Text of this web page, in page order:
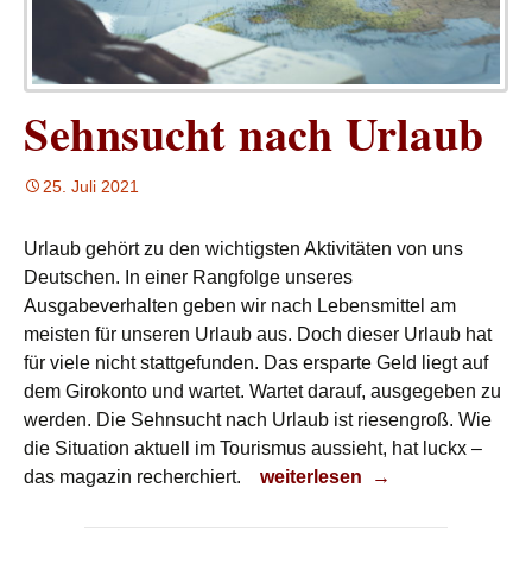
Sehnsucht nach Urlaub
25. Juli 2021
Urlaub gehört zu den wichtigsten Aktivitäten von uns
Deutschen. In einer Rangfolge unseres
Ausgabeverhalten geben wir nach Lebensmittel am
meisten für unseren Urlaub aus. Doch dieser Urlaub hat
für viele nicht stattgefunden. Das ersparte Geld liegt auf
dem Girokonto und wartet. Wartet darauf, ausgegeben zu
werden. Die Sehnsucht nach Urlaub ist riesengroß. Wie
die Situation aktuell im Tourismus aussieht, hat luckx –
das magazin recherchiert.
Sehnsucht nach Urlaub
weiterlesen →